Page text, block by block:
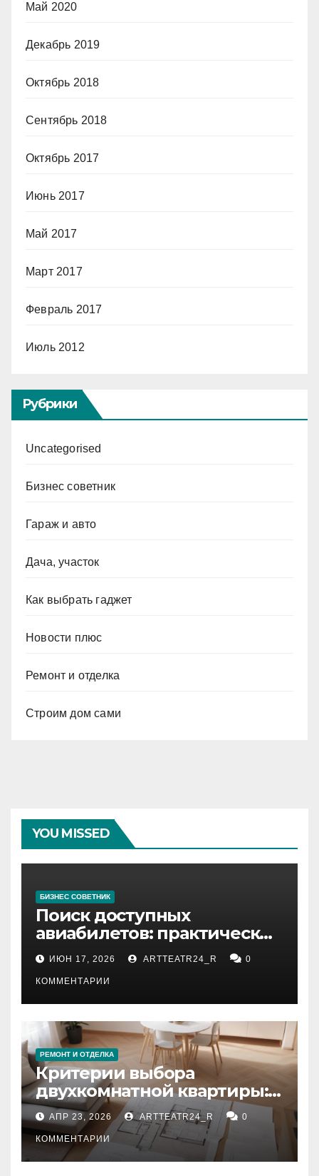
Май 2020
Декабрь 2019
Октябрь 2018
Сентябрь 2018
Октябрь 2017
Июнь 2017
Май 2017
Март 2017
Февраль 2017
Июль 2012
Рубрики
Uncategorised
Бизнес советник
Гараж и авто
Дача, участок
Как выбрать гаджет
Новости плюс
Ремонт и отделка
Строим дом сами
YOU MISSED
БИЗНЕС СОВЕТНИК
Поиск доступных
авиабилетов: практические
рекомендации
ИЮН 17, 2026 ARTTEATR24_R 0
КОММЕНТАРИИ
РЕМОНТ И ОТДЕЛКА
Критерии выбора
двухкомнатной квартиры:
планировка, площадь,
состояние и документация
АПР 23, 2026 ARTTEATR24_R 0
КОММЕНТАРИИ